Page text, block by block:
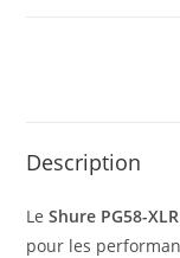
Description
LeShure PG58-XLR
pour les